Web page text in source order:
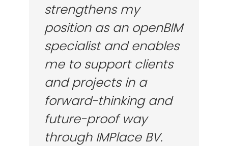
strengthens my
position as an openBIM
specialist and enables
me to support clients
and projects in a
forward-thinking and
future-proof way
through IMPlace BV.